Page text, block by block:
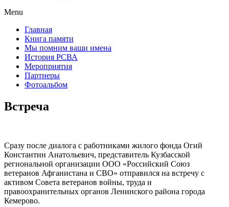
Menu
Главная
Книга памяти
Мы помним ваши имена
История РСВА
Мероприятия
Партнеры
Фотоальбом
Встреча
Сразу после диалога с работниками жилого фонда Огий
Константин Анатольевич, представитель Кузбасской
региональной организации ООО «Российский Союз
ветеранов Афганистана и СВО» отправился на встречу с
активом Совета ветеранов войны, труда и
правоохранительных органов Ленинского района города
Кемерово.